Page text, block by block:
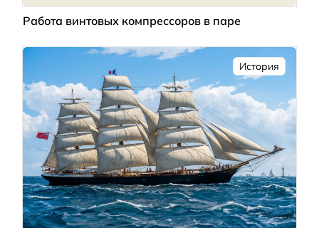
Работа винтовых компрессоров в паре
История